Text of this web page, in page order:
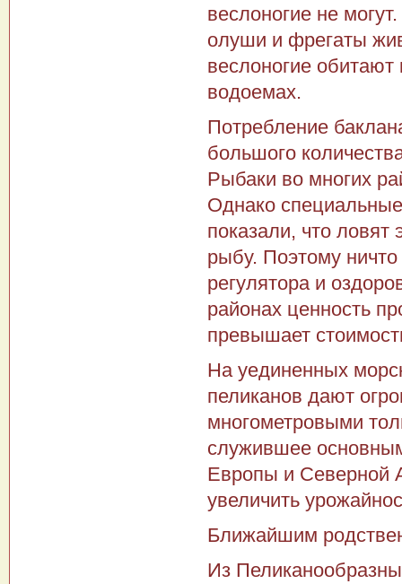
веслоногие не
олуши и фрегаты
веслоногие
водоемах.
Потребление
большого
Рыбаки во мно­гих
Однако
показали, что
рыбу. Поэтому ничто
регулятора и
районах ценность
превышает
На уединенных
пеликанов дают
многомет­ровыми
служившее
Европы и Северной
увеличить
Ближайшим
Из